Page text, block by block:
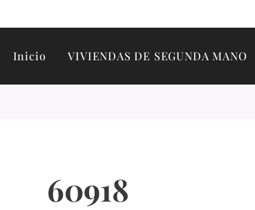
Inicio VIVIENDAS DE SEGUNDA MANO
60918